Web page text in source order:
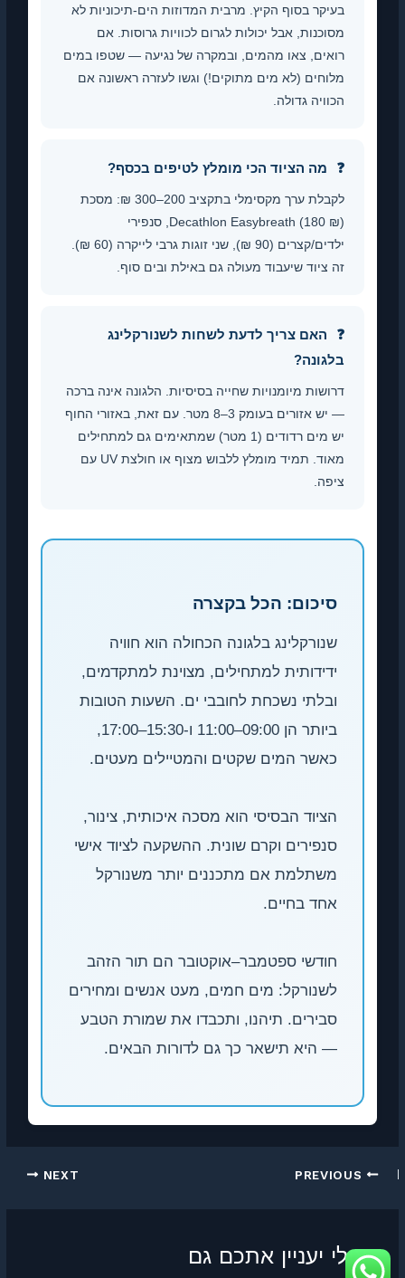
בעיקר בסוף הקיץ. מרבית המדוזות הים-תיכוניות לא
מסוכנות, אבל יכולות לגרום לכוויות גרוסות. אם
רואים, צאו מהמים, ובמקרה של נגיעה — שטפו במים
מלוחים (לא מים מתוקים!) וגשו לעזרה ראשונה אם
הכוויה גדולה.
מה הציוד הכי מומלץ לטיפים בכסף?
לקבלת ערך מקסימלי בתקציב 200–300 ₪: מסכת
Decathlon Easybreath (180 ₪), סנפירי
ילדים/קצרים (90 ₪), שני זוגות גרבי לייקרה (60 ₪).
זה ציוד שיעבוד מעולה גם באילת ובים סוף.
האם צריך לדעת לשחות לשנורקלינג
בלגונה?
דרושות מיומנויות שחייה בסיסיות. הלגונה אינה ברכה
— יש אזורים בעומק 3–8 מטר. עם זאת, באזורי החוף
יש מים רדודים (1 מטר) שמתאימים גם למתחילים
מאוד. תמיד מומלץ ללבוש מצוף או חולצת UV עם
ציפה.
סיכום: הכל בקצרה
שנורקלינג בלגונה הכחולה הוא חוויה
ידידותית למתחילים, מצוינת למתקדמים,
ובלתי נשכחת לחובבי ים. השעות הטובות
ביותר הן 09:00–11:00 ו-15:30–17:00,
כאשר המים שקטים והמטיילים מעטים.
הציוד הבסיסי הוא מסכה איכותית, צינור,
סנפירים וקרם שונית. ההשקעה לציוד אישי
משתלמת אם מתכננים יותר משנורקל
אחד בחיים.
חודשי ספטמבר–אוקטובר הם תור הזהב
לשנורקל: מים חמים, מעט אנשים ומחירים
סבירים. תיהנו, ותכבדו את שמורת הטבע
— היא תישאר כך גם לדורות הבאים.
PREVIOUS
NEXT
אולי יעניין אתכם גם